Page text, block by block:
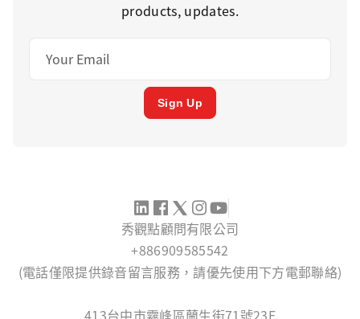
products, updates.
Sign Up
秀觀點顧問有限公司
+886909585542
(電話僅限提供錄音留言服務，請優先使用下方電郵聯絡)